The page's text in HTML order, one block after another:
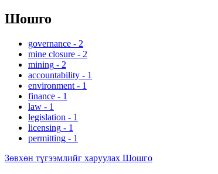
Шошго
governance - 2
mine closure - 2
mining - 2
accountability - 1
environment - 1
finance - 1
law - 1
legislation - 1
licensing - 1
permitting - 1
Зөвхөн түгээмлийг харуулах Шошго